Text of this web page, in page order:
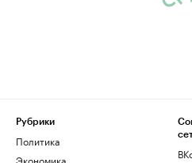
Рубрики
Политика
Экономика